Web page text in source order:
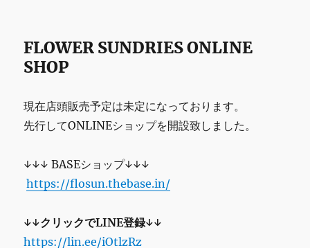
FLOWER SUNDRIES ONLINE
SHOP
現在店頭販売予定は未定になっております。
先行してONLINEショップを開設致しました。
↓↓↓ BASEショップ↓↓↓
https://flosun.thebase.in/
↓↓クリックでLINE登録↓↓
https://lin.ee/iOtlzRz